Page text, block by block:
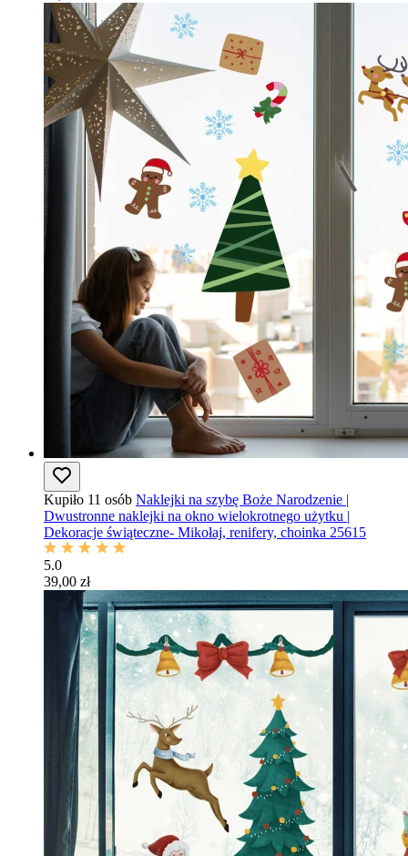
Kupiło 11 osób Naklejki na szybę Boże Narodzenie |
Dwustronne naklejki na okno wielokrotnego użytku |
Dekoracje świąteczne- Mikołaj, renifery, choinka 25615
5.0
39,00 zł